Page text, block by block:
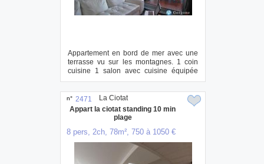
Appartement en bord de mer avec une
terrasse vu sur les montagnes. 1 coin
cuisine 1 salon avec cuisine équipée
(four, ...
n° 2471
Appart la ciotat standing 10 min
plage
8 pers, 2ch, 78m², 750 à 1050 €
La Ciotat